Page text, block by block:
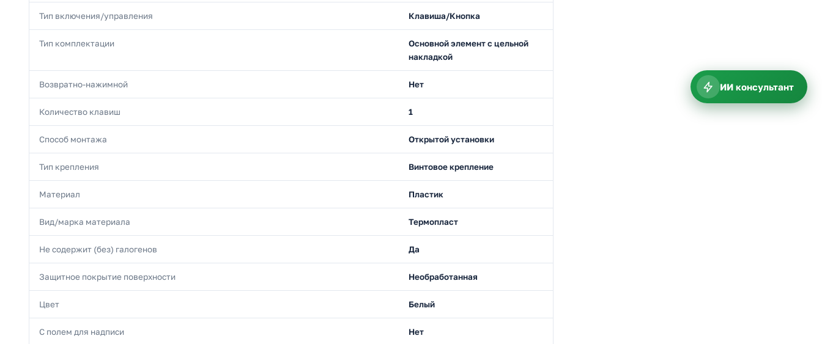
Тип включения/управления Клавиша/Кнопка
Тип комплектации
Основной элемент с цельной
накладкой
Возвратно-нажимной Нет
Количество клавиш 1
Способ монтажа Открытой установки
Тип крепления Винтовое крепление
Материал Пластик
Вид/марка материала Термопласт
Не содержит (без) галогенов Да
Защитное покрытие поверхности Необработанная
Цвет Белый
С полем для надписи Нет
ИИ консультант